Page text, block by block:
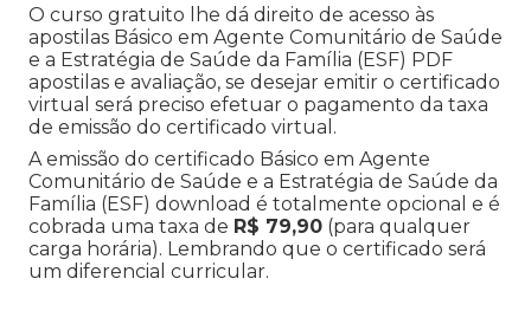
O curso gratuito lhe dá direito de acesso às
apostilas Básico em Agente Comunitário de Saúde
e a Estratégia de Saúde da Família (ESF) PDF
apostilas e avaliação, se desejar emitir o certificado
virtual será preciso efetuar o pagamento da taxa
de emissão do certificado virtual.
A emissão do certificado Básico em Agente
Comunitário de Saúde e a Estratégia de Saúde da
Família (ESF) download é totalmente opcional e é
cobrada uma taxa de R$ 79,90 (para qualquer
carga horária). Lembrando que o certificado será
um diferencial curricular.